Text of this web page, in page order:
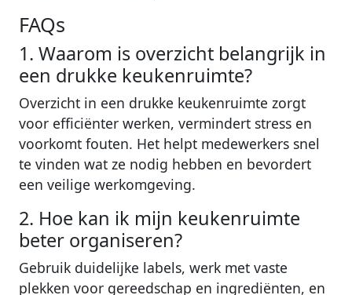
FAQs
1. Waarom is overzicht belangrijk in
een drukke keukenruimte?
Overzicht in een drukke keukenruimte zorgt
voor efficiënter werken, vermindert stress en
voorkomt fouten. Het helpt medewerkers snel
te vinden wat ze nodig hebben en bevordert
een veilige werkomgeving.
2. Hoe kan ik mijn keukenruimte
beter organiseren?
Gebruik duidelijke labels, werk met vaste
plekken voor gereedschap en ingrediënten, en